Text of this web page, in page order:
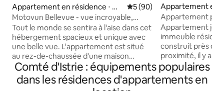
Appartement en résidence ⋅ Op
rtalj
Évaluation moyenne sur la
5 (90)
Motovun Bellevue - vue incroyable,
confortable
Tout le monde se sentira à l'aise dans cet
hébergement spacieux et unique avec
une belle vue. L'appartement est situé
au rez-de-chaussée d'une maison
familiale construite il y a plus de 100 ans
lorsqu'elle servait de grange. Elle a été
reconstruite pour devenir une maison
Appartement en
⋅ Pula
Appartement
parking 2+1
Appartement
immeuble
construit près du
proximité, il y a
avec de
supermarchés.
relient
Comté d'Istrie : équipements populaires
dans les résidences d'appartements en